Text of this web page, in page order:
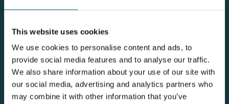
This website uses cookies
We use cookies to personalise content and ads, to
provide social media features and to analyse our traffic.
We also share information about your use of our site with
our social media, advertising and analytics partners who
may combine it with other information that you’ve
Gewässerinfos